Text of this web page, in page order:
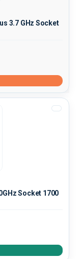
3.7 GHz Socket
Socket 1700